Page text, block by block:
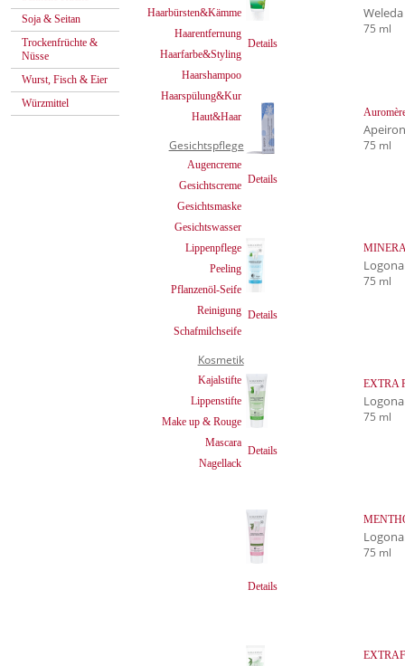
Soja & Seitan
Trockenfrüchte &
Nüsse
Wurst, Fisch & Eier
Würzmittel
Haarbürsten&Kämme
Haarentfernung
Haarfarbe&Styling
Haarshampoo
Haarspülung&Kur
Haut&Haar
Gesichtspflege
Augencreme
Gesichtscreme
Gesichtsmaske
Gesichtswasser
Lippenpflege
Peeling
Pflanzenöl-Seife
Reinigung
Schafmilchseife
Kosmetik
Kajalstifte
Lippenstifte
Make up & Rouge
Mascara
Nagellack
Details
Weleda
75 ml
Details
Apeiron
75 ml
Details
Logona
75 ml
Details
EXTRA
Logona
75 ml
Details
Logona
75 ml